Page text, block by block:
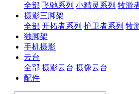
全部 飞驰系列 小精灵系列 牧游
摄影三脚架
全部 开拓者系列 护卫者系列 牧
独脚架
手机摄影
云台
全部 摄影云台 摄像云台
配件